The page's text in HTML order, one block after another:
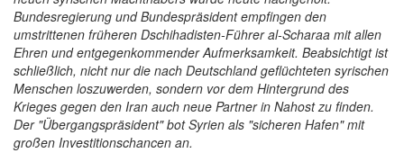
Bundesregierung und Bundespräsident empfingen den
umstrittenen früheren Dschihadisten-Führer al-Scharaa mit allen
Ehren und entgegenkommender Aufmerksamkeit. Beabsichtigt ist
schließlich, nicht nur die nach Deutschland geflüchteten syrischen
Menschen loszuwerden, sondern vor dem Hintergrund des
Krieges gegen den Iran auch neue Partner in Nahost zu finden.
Der "Übergangspräsident" bot Syrien als "sicheren Hafen" mit
großen Investitionschancen an.